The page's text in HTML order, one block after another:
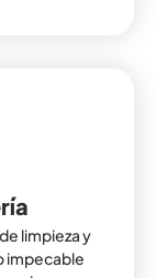
limpieza y
impecable